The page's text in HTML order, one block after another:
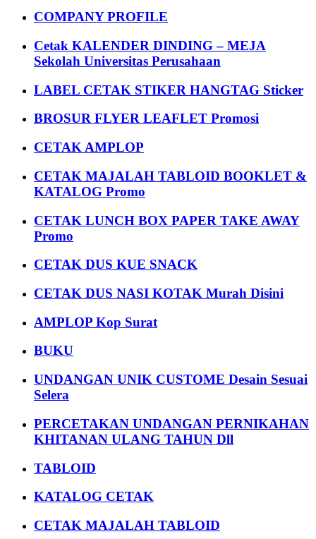
COMPANY PROFILE
Cetak KALENDER DINDING – MEJA
Sekolah Universitas Perusahaan
LABEL CETAK STIKER HANGTAG Sticker
BROSUR FLYER LEAFLET Promosi
CETAK AMPLOP
CETAK MAJALAH TABLOID BOOKLET &
KATALOG Promo
CETAK LUNCH BOX PAPER TAKE AWAY
Promo
CETAK DUS KUE SNACK
CETAK DUS NASI KOTAK Murah Disini
AMPLOP Kop Surat
BUKU
UNDANGAN UNIK CUSTOME Desain Sesuai
Selera
PERCETAKAN UNDANGAN PERNIKAHAN
KHITANAN ULANG TAHUN Dll
TABLOID
KATALOG CETAK
CETAK MAJALAH TABLOID